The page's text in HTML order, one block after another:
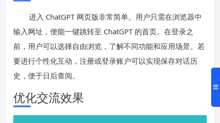
进入 ChatGPT 网页版非常简单。用户只需在浏览器中
输入网址，便能一键跳转至 ChatGPT 的首页。在登录之
前，用户可以选择自由浏览，了解不同功能和应用场景。若
要进行个性化互动，注册或登录账户可以实现保存对话历
史，便于日后查阅。
优化交流效果